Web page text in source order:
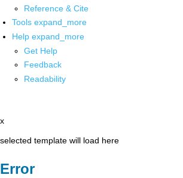
Reference & Cite
Tools expand_more
Help expand_more
Get Help
Feedback
Readability
x
selected template will load here
Error